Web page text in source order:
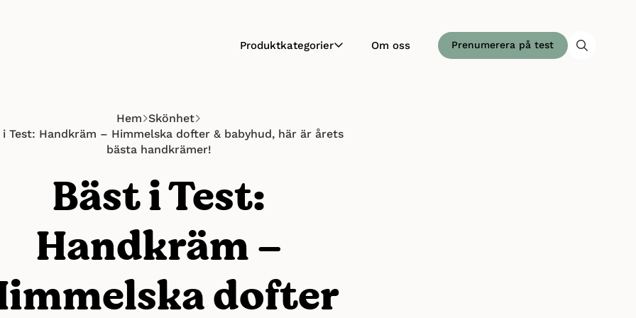
Produktkategorier Om oss Prenumerera på test
Hem Skönhet
i Test: Handkräm – Himmelska dofter & babyhud, här är årets
bästa handkrämer!
Bäst i Test:
Handkräm –
dofter